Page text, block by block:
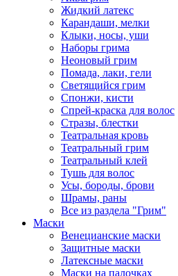
Жидкий латекс
Карандаши, мелки
Клыки, носы, уши
Наборы грима
Неоновый грим
Помада, лаки, гели
Светящийся грим
Спонжи, кисти
Спрей-краска для волос
Стразы, блестки
Театральная кровь
Театральный грим
Театральный клей
Тушь для волос
Усы, бороды, брови
Шрамы, раны
Все из раздела "Грим"
Маски
Венецианские маски
Защитные маски
Латексные маски
Маски на палочках